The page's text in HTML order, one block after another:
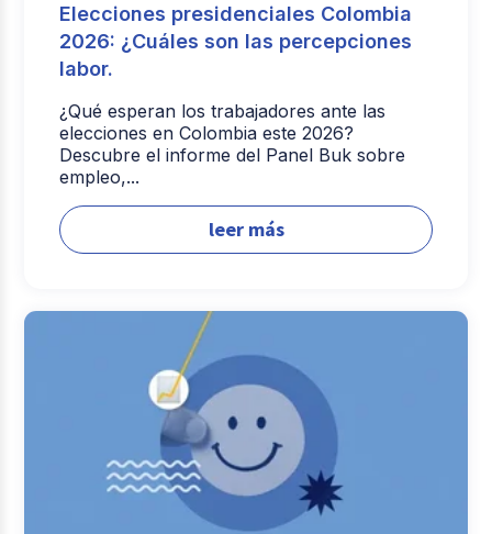
Elecciones presidenciales Colombia
2026: ¿Cuáles son las percepciones
labor.
¿Qué esperan los trabajadores ante las
elecciones en Colombia este 2026?
Descubre el informe del Panel Buk sobre
empleo,...
leer más